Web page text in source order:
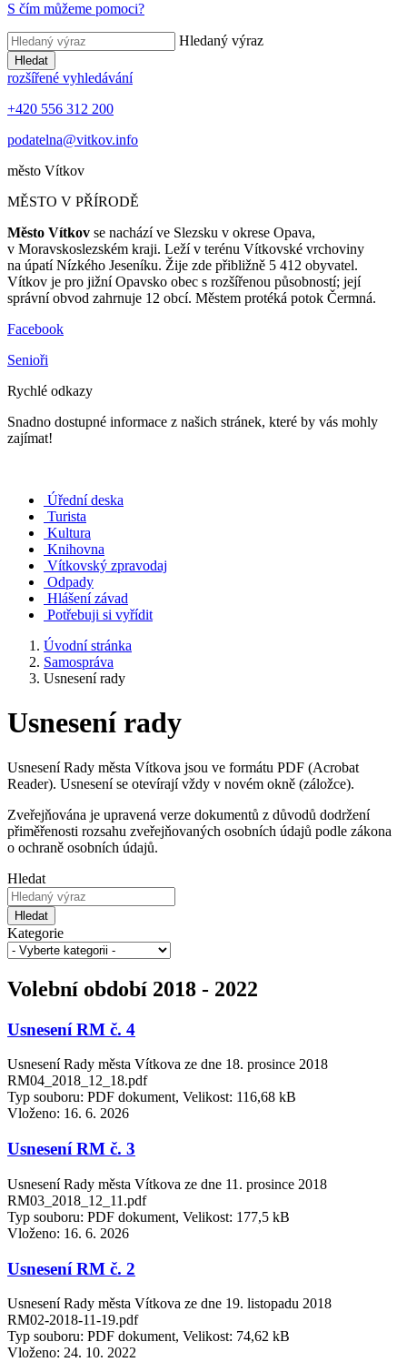
S čím můžeme pomoci?
Hledaný výraz
Hledat
rozšířené vyhledávání
+420 556 312 200
podatelna@vitkov.info
město Vítkov
MĚSTO V PŘÍRODĚ
Město Vítkov se nachází ve Slezsku v okrese Opava,
v Moravskoslezském kraji. Leží v terénu Vítkovské vrchoviny
na úpatí Nízkého Jeseníku. Žije zde přibližně 5 412 obyvatel.
Vítkov je pro jižní Opavsko obec s rozšířenou působností; její
správní obvod zahrnuje 12 obcí. Městem protéká potok Čermná.
Facebook
Senioři
Rychlé odkazy
Snadno dostupné informace z našich stránek, které by vás mohly
zajímat!
Úřední deska
Turista
Kultura
Knihovna
Vítkovský zpravodaj
Odpady
Hlášení závad
Potřebuji si vyřídit
Úvodní stránka
Samospráva
Usnesení rady
Usnesení rady
Usnesení Rady města Vítkova jsou ve formátu PDF (Acrobat
Reader). Usnesení se otevírají vždy v novém okně (záložce).
Zveřejňována je upravená verze dokumentů z důvodů dodržení
přiměřenosti rozsahu zveřejňovaných osobních údajů podle zákona
o ochraně osobních údajů.
Hledat
Hledat
Kategorie
Volební období 2018 - 2022
Usnesení RM č. 4
Usnesení Rady města Vítkova ze dne 18. prosince 2018
RM04_2018_12_18.pdf
Typ souboru: PDF dokument, Velikost: 116,68 kB
Vloženo: 16. 6. 2026
Usnesení RM č. 3
Usnesení Rady města Vítkova ze dne 11. prosince 2018
RM03_2018_12_11.pdf
Typ souboru: PDF dokument, Velikost: 177,5 kB
Vloženo: 16. 6. 2026
Usnesení RM č. 2
Usnesení Rady města Vítkova ze dne 19. listopadu 2018
RM02-2018-11-19.pdf
Typ souboru: PDF dokument, Velikost: 74,62 kB
Vloženo: 24. 10. 2022